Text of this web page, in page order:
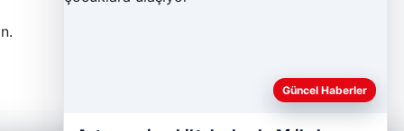
Güncel Haberler